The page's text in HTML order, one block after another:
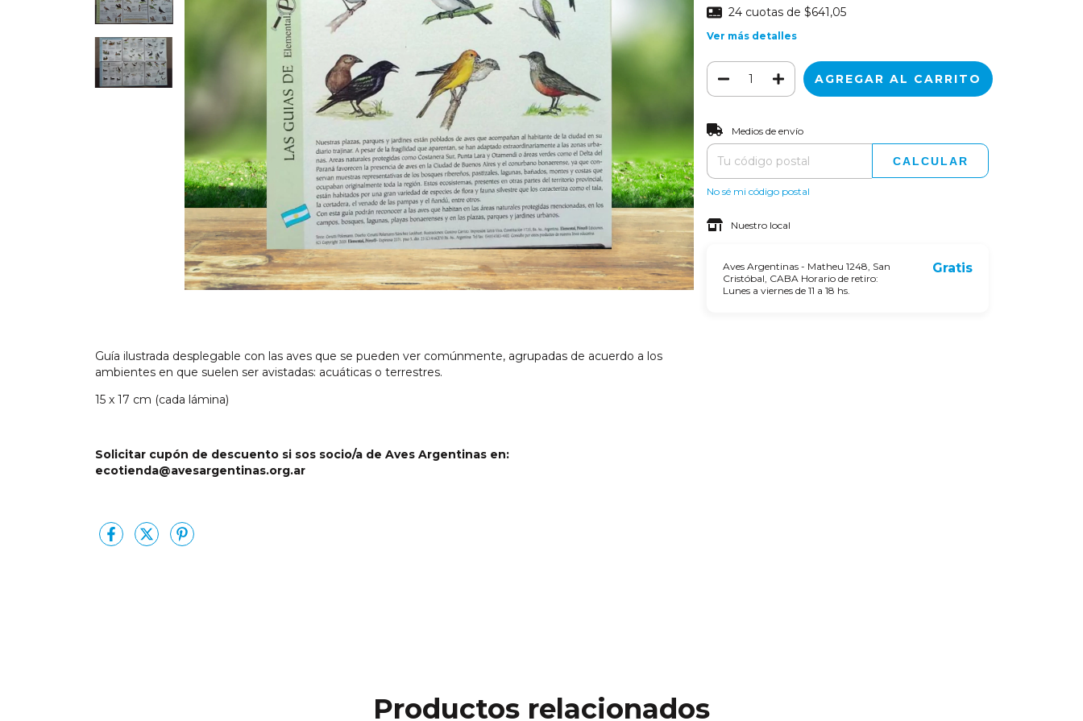
Guía ilustrada desplegable con las aves que se pueden ver comúnmente, agrupadas de acuerdo a los
ambientes en que suelen ser avistadas: acuáticas o terrestres.
15 x 17 cm (cada lámina)
Solicitar cupón de descuento si sos socio/a de Aves Argentinas en:
ecotienda@avesargentinas.org.ar
24 cuotas de $641,05
Ver más detalles
Entregas para el CP:
Medios de envío
CALCULAR
No sé mi código postal
Nuestro local
Aves Argentinas - Matheu 1248, San
Cristóbal, CABA Horario de retiro:
Lunes a viernes de 11 a 18 hs.
Gratis
Productos relacionados